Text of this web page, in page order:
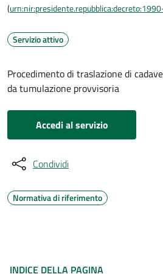
(
Servizio attivo
Procedimento di traslazione di
da tumulazione provvisoria
Accedi al servizio
Condividi
Normativa di riferimento
INDICE DELLA PAGINA